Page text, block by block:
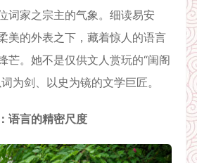
词家之宗主的气象。细读易安
美的外表之下，藏着惊人的语言
芒。她不是仅供文人赏玩的“闺阁
为剑、以史为镜的文学巨匠。
语言的精密尺度